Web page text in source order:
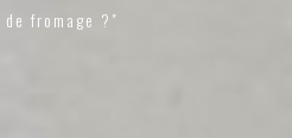
fromage ?"